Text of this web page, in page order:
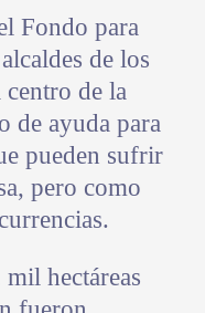
Fondo para
de los
de la
de ayuda para
pueden sufrir
pero como
hectáreas